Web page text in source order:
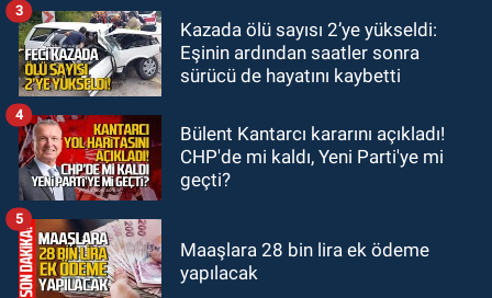
23:05Kozlu Belediyespor'dan
3.Lig'e transfer oldu
Kazada ölü sayısı 2’ye yükseldi:
Eşinin ardından saatler sonra
sürücü de hayatını kaybetti
3
Bülent Kantarcı kararını açıkladı!
CHP'de mi kaldı, Yeni Parti'ye mi
geçti?
4
Maaşlara 28 bin lira ek ödeme
yapılacak
5